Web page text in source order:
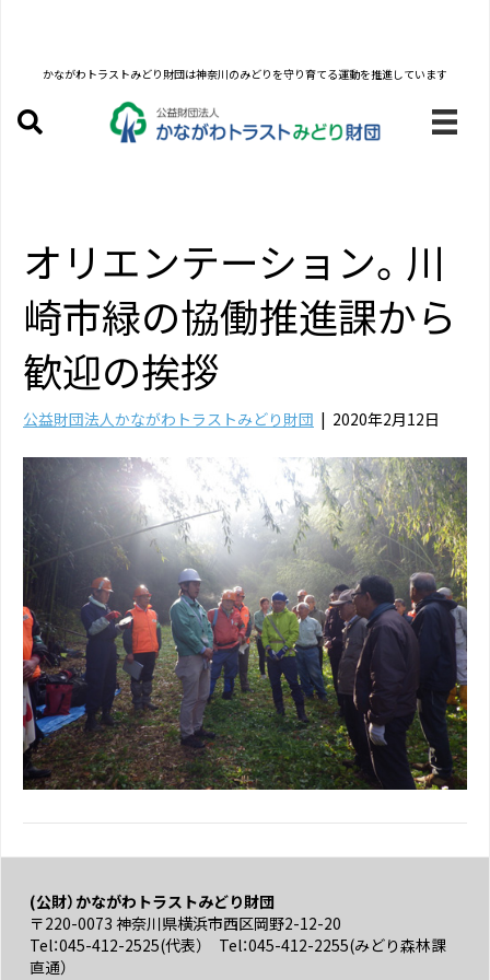
かながわトラストみどり財団は神奈川のみどりを守り育てる運動を推進しています
オリエンテーション。川
崎市緑の協働推進課から
歓迎の挨拶
公益財団法人かながわトラストみどり財団 | 2020年2月12日
(公財）かながわトラストみどり財団
〒220-0073 神奈川県横浜市西区岡野2-12-20
Tel：045-412-2525(代表） Tel：045-412-2255(みどり森林課
直通）